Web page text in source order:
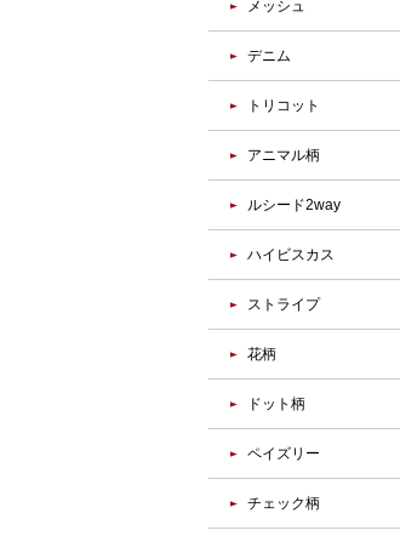
メッシュ
デニム
トリコット
アニマル柄
ルシード2way
ハイビスカス
ストライプ
花柄
ドット柄
ペイズリー
チェック柄